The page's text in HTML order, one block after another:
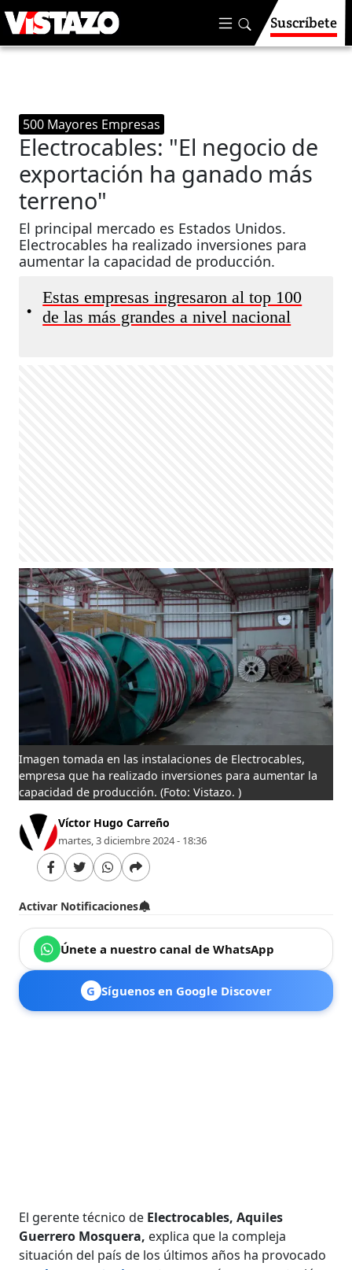
Suscríbete
500 Mayores Empresas
Electrocables: "El negocio de
exportación ha ganado más
terreno"
El principal mercado es Estados Unidos.
Electrocables ha realizado inversiones para
aumentar la capacidad de producción.
•
Estas empresas ingresaron al top 100
de las más grandes a nivel nacional
Imagen tomada en las instalaciones de Electrocables,
empresa que ha realizado inversiones para aumentar la
capacidad de producción.(Foto: Vistazo. )
Víctor Hugo Carreño
martes, 3 diciembre 2024 - 18:36
Activar Notificaciones
Únete a nuestro canal de WhatsApp
G Síguenos en Google Discover
El gerente técnico de Electrocables, Aquiles
Guerrero Mosquera, explica que la compleja
situación del país de los últimos años ha provocado